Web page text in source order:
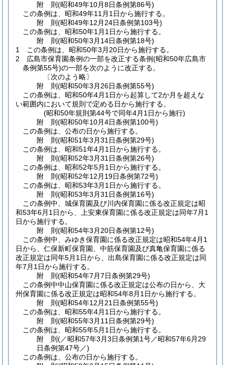
附 則(昭和49年10月8日条例第86号)
この条例は、昭和49年11月1日から施行する。
附 則(昭和49年12月24日条例第103号)
この条例は、昭和50年1月1日から施行する。
附 則(昭和50年3月14日条例第18号)
1
この条例は、昭和50年3月20日から施行する。
2
広島市保育園条例の一部を改正する条例(昭和50年広島市
条例第55号)の一部を次のように改正する。
〔次のよう略〕
附 則(昭和50年3月26日条例第55号)
この条例は、昭和50年4月1日から起算して2か月を超えな
い範囲内において規則で定める日から施行する。
(昭和50年規則第44号で同年4月1日から施行)
附 則(昭和50年10月4日条例第100号)
この条例は、公布の日から施行する。
附 則(昭和51年3月31日条例第29号)
この条例は、昭和51年4月1日から施行する。
附 則(昭和52年3月31日条例第26号)
この条例は、昭和52年5月1日から施行する。
附 則(昭和52年12月19日条例第72号)
この条例は、昭和53年3月1日から施行する。
附 則(昭和53年3月31日条例第16号)
この条例中、城保育園及び川内保育園に係る改正規定は昭
和53年6月1日から、上安東保育園に係る改正規定は同年7月1
日から施行する。
附 則(昭和54年3月20日条例第12号)
この条例中、みゆき保育園に係る改正規定は昭和54年4月1
日から、仁保新町保育園、中筋保育園及び真亀保育園に係る
改正規定は同年5月1日から、出島保育園に係る改正規定は同
年7月1日から施行する。
附 則(昭和54年7月7日条例第29号)
この条例中中山保育園に係る改正規定は公布の日から、大
州保育園に係る改正規定は昭和54年8月1日から施行する。
附 則(昭和54年12月21日条例第55号)
この条例は、昭和55年4月1日から施行する。
附 則(昭和55年3月11日条例第29号)
この条例は、昭和55年5月1日から施行する。
附 則(／昭和57年3月3日条例第1号／昭和57年6月29
日条例第47号／)
この条例は、公布の日から施行する。